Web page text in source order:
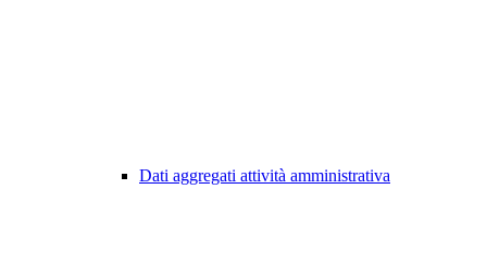
Dati aggregati attività amministrativa